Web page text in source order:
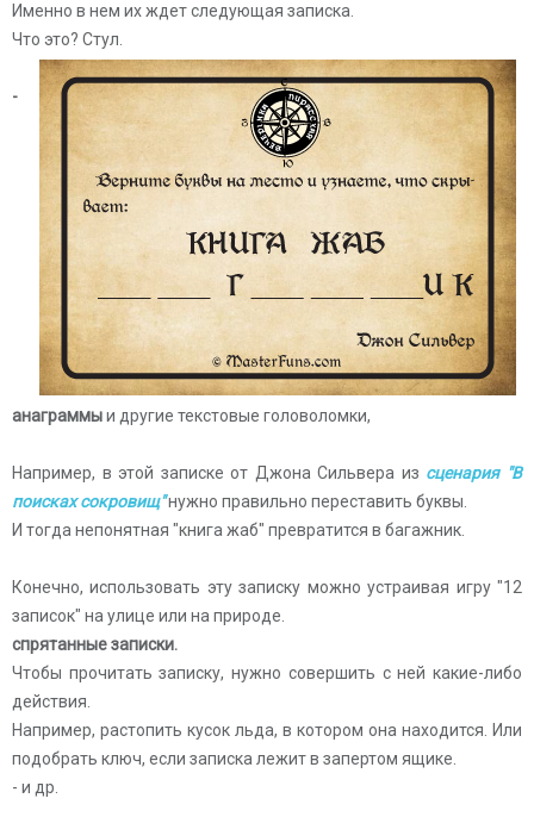
Именно в нем их ждет следующая записка.
Что это? Стул.
-
анаграммыи другие текстовые головоломки,
Например, в этой записке от Джона Сильвера из сценария "В
поисках сокровищ"нужно правильно переставить буквы.
И тогда непонятная "книга жаб" превратится в багажник.
Конечно, использовать эту записку можно устраивая игру "12
записок" на улице или на природе.
спрятанные записки.
Чтобы прочитать записку, нужно совершить с ней какие-либо
действия.
Например, растопить кусок льда, в котором она находится. Или
подобрать ключ, если записка лежит в запертом ящике.
- и др.